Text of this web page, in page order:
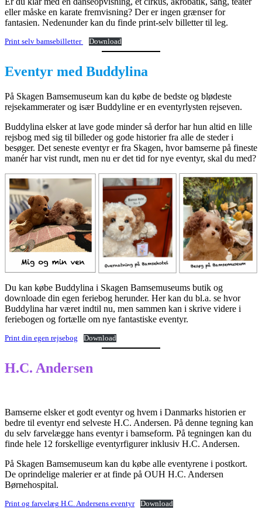
eller måske en karate fremvisning? Der er ingen grænser for
fantasien. Nedenunder kan du finde print-selv billetter til leg.
Print selv bamsebilletter Download
Eventyr med Buddylina
På Skagen Bamsemuseum kan du købe de bedste og blødeste
rejsekammerater og især Buddyline er en eventyrlysten rejseven.
Buddylina elsker at lave gode minder så derfor har hun altid en lille
rejsbog med sig til billeder og gode historier fra alle de steder i
besøger. Det seneste eventyr er fra Skagen, hvor bamserne på fineste
manér har vist rundt, men nu er det tid for nye eventyr, skal du med?
Du kan købe Buddylina i Skagen Bamsemuseums butik og
downloade din egen feriebog herunder. Her kan du bl.a. se hvor
Buddylina har været indtil nu, men sammen kan i skrive videre i
feriebogen og fortælle om nye fantastiske eventyr.
Print din egen rejsebog Download
H.C. Andersen
Bamserne elsker et godt eventyr og hvem i Danmarks historien er
bedre til eventyr end selveste H.C. Andersen. På denne tegning kan
du selv farvelægge hans eventyr i bamseform. På tegningen kan du
finde hele 12 forskellige eventyrfigurer inklusiv H.C. Andersen.
På Skagen Bamsemuseum kan du købe alle eventyrene i postkort.
De oprindelige malerier er at finde på OUH H.C. Andersen
Børnehospital.
Print og farvelæg H.C. Andersens eventyr Download